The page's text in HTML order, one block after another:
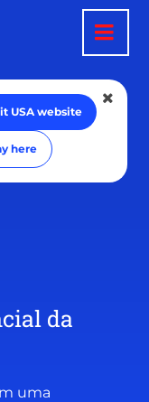
USA website
here
da
uma